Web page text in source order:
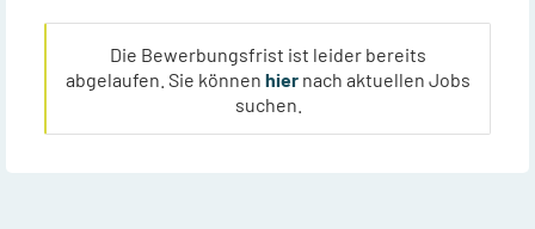
Die Bewerbungsfrist ist leider bereits
abgelaufen. Sie können hier nach aktuellen Jobs
suchen.